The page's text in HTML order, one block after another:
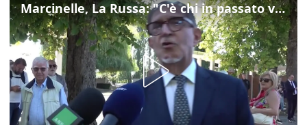
Marcinelle, La Russa: "C'è chi in passato voltava le spalle a Marcinelle"